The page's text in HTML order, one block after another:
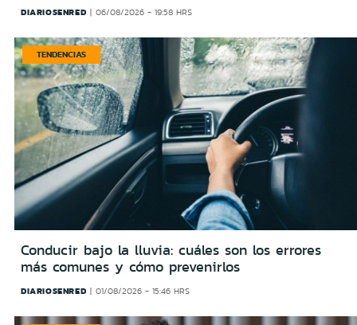
DIARIOSENRED 06/08/2026 - 19:58 HRS
TENDENCIAS
Conducir bajo la lluvia: cuáles son los errores
más comunes y cómo prevenirlos
DIARIOSENRED 01/08/2026 - 15:46 HRS